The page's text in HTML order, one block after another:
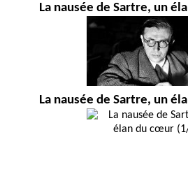
La nausée de Sartre, un
La nausée de Sartre, un